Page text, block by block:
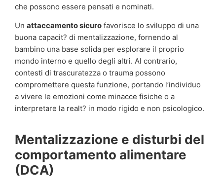
che possono essere pensati e nominati.
Un attaccamento sicuro favorisce lo sviluppo di una
buona capacit? di mentalizzazione, fornendo al
bambino una base solida per esplorare il proprio
mondo interno e quello degli altri. Al contrario,
contesti di trascuratezza o trauma possono
compromettere questa funzione, portando l’individuo
a vivere le emozioni come minacce fisiche o a
interpretare la realt? in modo rigido e non psicologico.
Mentalizzazione e disturbi del
comportamento alimentare
(DCA)